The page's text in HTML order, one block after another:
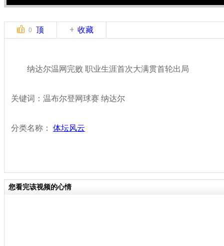
0 顶 收藏
纳达尔温网完败 职业生涯首次大满贯首轮出局
关键词：温布尔登网球赛 纳达尔
分类名称： 体坛风云
您看完该视频的心情